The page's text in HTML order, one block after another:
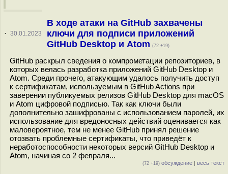
· 30.01.2023
В ходе атаки на GitHub захвачены
ключи для подписи приложений
GitHub Desktop и Atom (72 +19)
GitHub раскрыл сведения о компрометации репозиториев, в
которых велась разработка приложений GitHub Desktop и
Atom. Среди прочего, атакующим удалось получить доступ
к сертификатам, используемым в GitHub Actions при
заверении публикуемых релизов GitHub Desktop для macOS
и Atom цифровой подписью. Так как ключи были
дополнительно зашифрованы с использованием паролей, их
использование для вредоносных действий оценивается как
маловероятное, тем не менее GitHub принял решение
отозвать проблемные сертификаты, что приведёт к
неработоспособности некоторых версий GitHub Desktop и
Atom, начиная со 2 февраля...
(72 +19) обсуждение | весь текст